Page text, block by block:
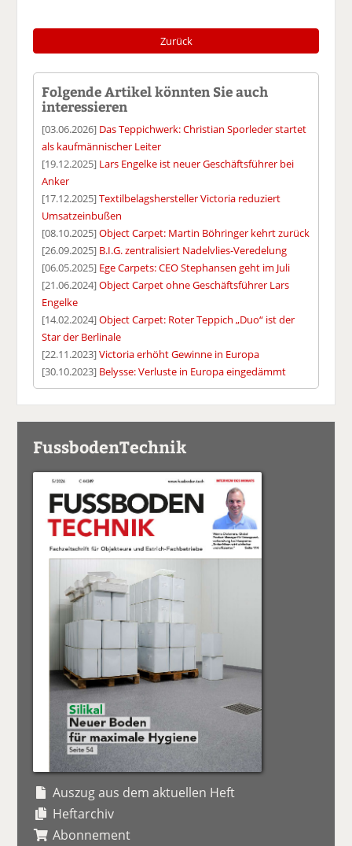
Zurück
Folgende Artikel könnten Sie auch
interessieren
[03.06.2026] Das Teppichwerk: Christian Sporleder startet
als kaufmännischer Leiter
[19.12.2025] Lars Engelke ist neuer Geschäftsführer bei
Anker
[17.12.2025]Textilbelagshersteller Victoria reduziert
Umsatzeinbußen
[08.10.2025]Object Carpet: Martin Böhringer kehrt zurück
[26.09.2025] B.I.G. zentralisiert Nadelvlies-Veredelung
[06.05.2025] Ege Carpets: CEO Stephansen geht im Juli
[21.06.2024]Object Carpet ohne Geschäftsführer Lars
Engelke
[14.02.2024]Object Carpet: Roter Teppich „Duo“ ist der
Star der Berlinale
[22.11.2023]Victoria erhöht Gewinne in Europa
[30.10.2023] Belysse: Verluste in Europa eingedämmt
FussbodenTechnik
Auszug aus dem aktuellen Heft
Heftarchiv
Abonnement